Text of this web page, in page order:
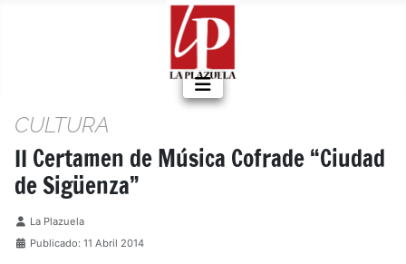
CULTURA
II Certamen de Música Cofrade “Ciudad
de Sigüenza”
Detalles
La Plazuela
Publicado: 11 Abril 2014